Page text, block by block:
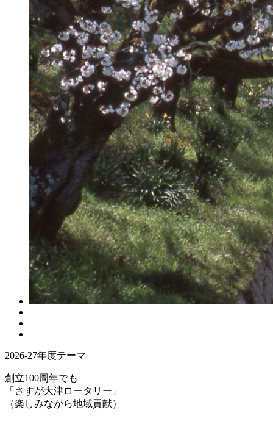
2026-27年度テーマ
創立100周年でも
「さすが大津ロータリー」
（楽しみながら地域貢献）